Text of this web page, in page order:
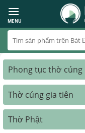
Skip
content
MENU
Tìm
kiếm:
Phong tục thờ cúng
Thờ cúng gia tiên
Thờ Phật